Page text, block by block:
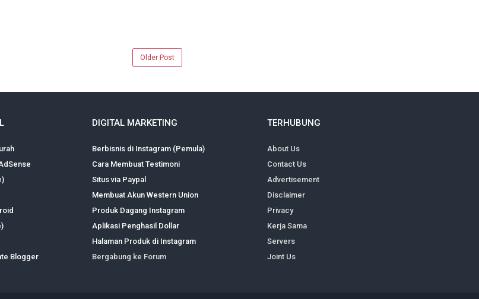
Older Post
Blogger
DIGITAL MARKETING
Berbisnis di Instagram (Pemula)
Cara Membuat Testimoni
Situs via Paypal
Membuat Akun Western Union
Produk Dagang Instagram
Aplikasi Penghasil Dollar
Halaman Produk di Instagram
Bergabung ke Forum
TERHUBUNG
About Us
Contact Us
Advertisement
Disclaimer
Privacy
Kerja Sama
Servers
Joint Us